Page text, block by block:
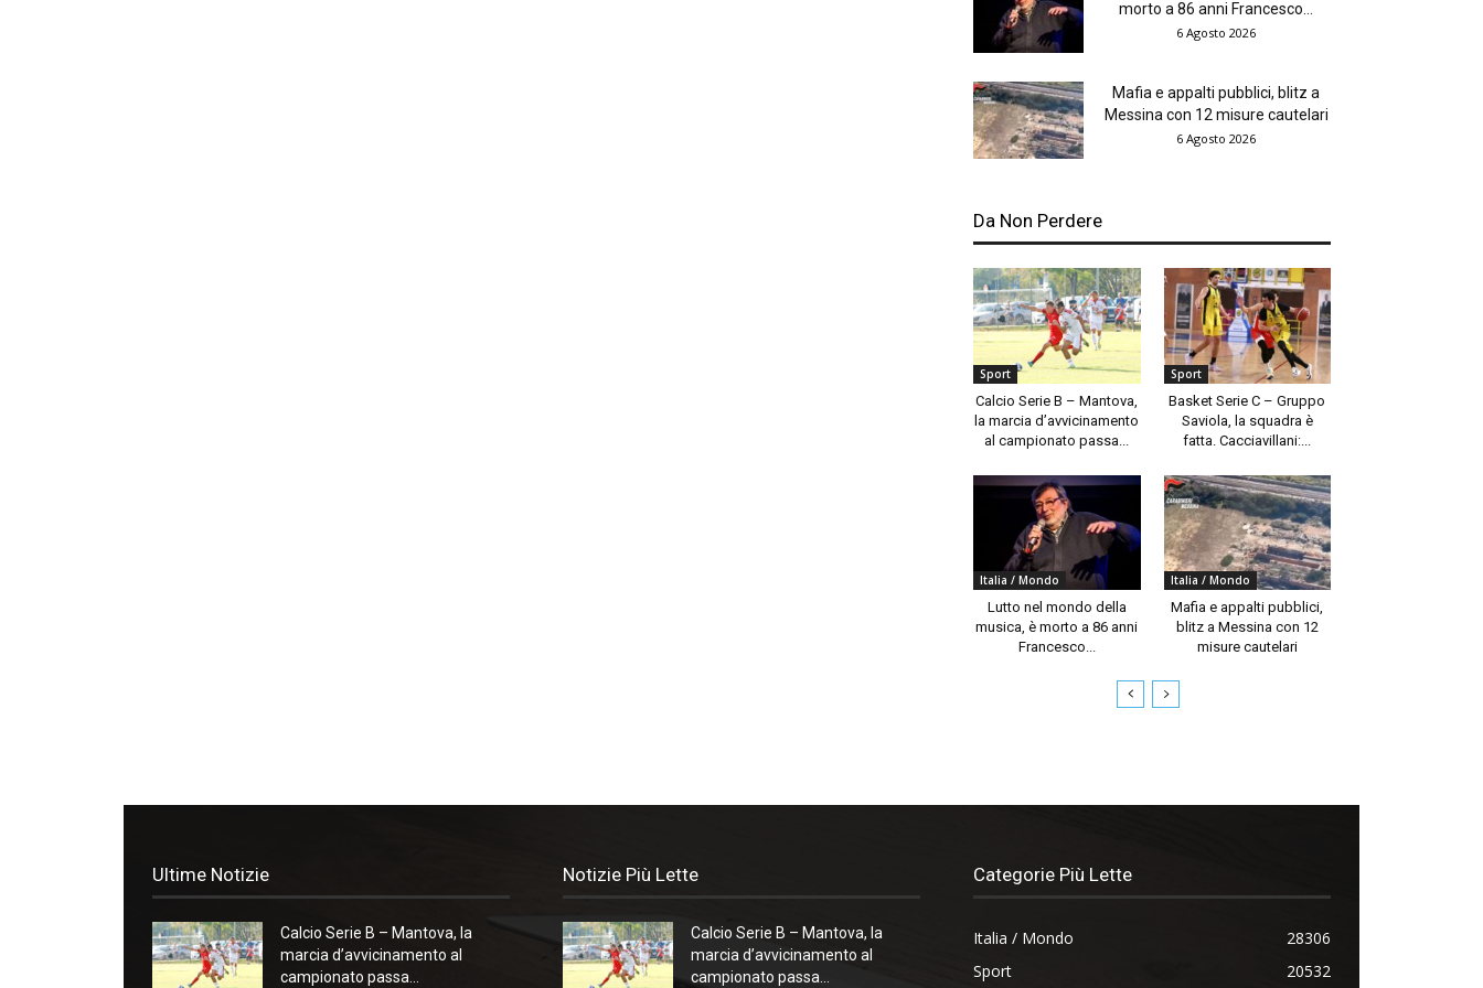
morto a 86 anni Francesco...
6 Agosto 2026
Mafia e appalti pubblici, blitz a
Messina con 12 misure cautelari
6 Agosto 2026
Da Non Perdere
Sport
Calcio Serie B – Mantova,
la marcia d’avvicinamento
al campionato passa...
Sport
Basket Serie C – Gruppo
Saviola, la squadra è
fatta. Cacciavillani:...
Italia / Mondo
Lutto nel mondo della
musica, è morto a 86 anni
Francesco...
Italia / Mondo
Mafia e appalti pubblici,
blitz a Messina con 12
misure cautelari
Ultime Notizie
Calcio Serie B – Mantova, la
marcia d’avvicinamento al
campionato passa...
Notizie Più Lette
Calcio Serie B – Mantova, la
marcia d’avvicinamento al
campionato passa...
Categorie Più Lette
Italia / Mondo
28306
Sport
20532